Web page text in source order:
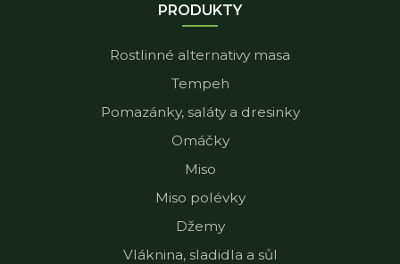
PRODUKTY
Rostlinné alternativy masa
Tempeh
Pomazánky, saláty a dresinky
Omáčky
Miso
Miso polévky
Džemy
Vláknina, sladidla a sůl